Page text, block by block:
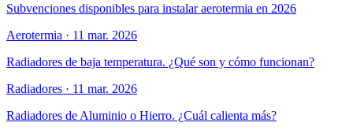
Subvenciones disponibles para instalar aerotermia en 2026
Aerotermia · 11 mar. 2026
Radiadores de baja temperatura. ¿Qué son y cómo funcionan?
Radiadores · 11 mar. 2026
Radiadores de Aluminio o Hierro. ¿Cuál calienta más?